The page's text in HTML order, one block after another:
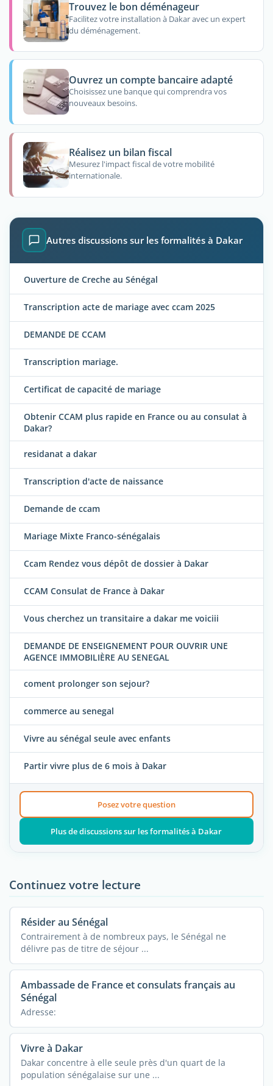
Trouvez le bon déménageur
Facilitez votre installation à Dakar avec un expert
du déménagement.
Ouvrez un compte bancaire adapté
Choisissez une banque qui comprendra vos
nouveaux besoins.
Réalisez un bilan fiscal
Mesurez l'impact fiscal de votre mobilité
internationale.
Autres discussions sur les formalités à Dakar
Ouverture de Creche au Sénégal
Transcription acte de mariage avec ccam 2025
DEMANDE DE CCAM
Transcription mariage.
Certificat de capacité de mariage
Obtenir CCAM plus rapide en France ou au consulat à
Dakar?
residanat a dakar
Transcription d'acte de naissance
Demande de ccam
Mariage Mixte Franco-sénégalais
Ccam Rendez vous dépôt de dossier à Dakar
CCAM Consulat de France à Dakar
Vous cherchez un transitaire a dakar me voiciii
DEMANDE DE ENSEIGNEMENT POUR OUVRIR UNE
AGENCE IMMOBILIÈRE AU SENEGAL
coment prolonger son sejour?
commerce au senegal
Vivre au sénégal seule avec enfants
Partir vivre plus de 6 mois à Dakar
Posez votre question
Plus de discussions sur les formalités à Dakar
Continuez votre lecture
Résider au Sénégal
Contrairement à de nombreux pays, le Sénégal ne
délivre pas de titre de séjour ...
Ambassade de France et consulats français au
Sénégal
Adresse:
Vivre à Dakar
Dakar concentre à elle seule près d'un quart de la
population sénégalaise sur une ...